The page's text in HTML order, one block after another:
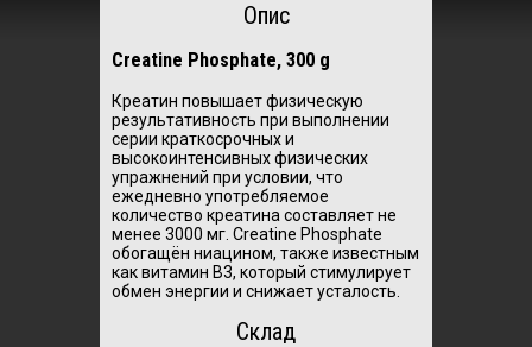
Опис
Creatine Phosphate, 300 g
Креатин повышает физическую
результативность при выполнении
серии краткосрочных и
высокоинтенсивных физических
упражнений при условии, что
ежедневно употребляемое
количество креатина составляет не
менее 3000 мг. Creatine Phosphate
обогащён ниацином, также известным
как витамин B3, который стимулирует
обмен энергии и снижает усталость.
Склад